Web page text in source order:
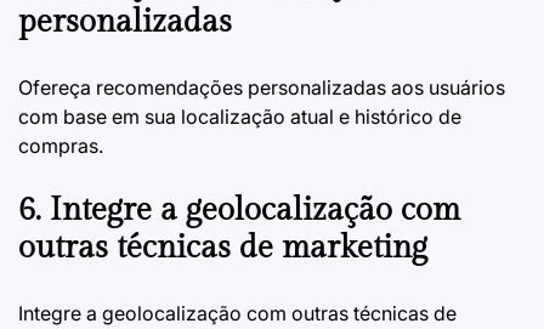
personalizadas
Ofereça recomendações personalizadas aos usuários
com base em sua localização atual e histórico de
compras.
6. Integre a geolocalização com
outras técnicas de marketing
Integre a geolocalização com outras técnicas de